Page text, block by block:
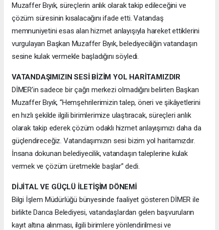
Muzaffer Bıyık, süreçlerin anlık olarak takip edileceğini ve
çözüm süresinin kısalacağını ifade etti. Vatandaş
memnuniyetini esas alan hizmet anlayışıyla hareket ettiklerini
vurgulayan Başkan Muzaffer Bıyık, belediyeciliğin vatandaşın
sesine kulak vermekle başladığını söyledi.
VATANDAŞIMIZIN SESİ BİZİM YOL HARİTAMIZDIR
DİMER’in sadece bir çağrı merkezi olmadığını belirten Başkan
Muzaffer Bıyık, “Hemşehrilerimizin talep, öneri ve şikâyetlerini
en hızlı şekilde ilgili birimlerimize ulaştıracak, süreçleri anlık
olarak takip ederek çözüm odaklı hizmet anlayışımızı daha da
güçlendireceğiz. Vatandaşımızın sesi bizim yol haritamızdır.
İnsana dokunan belediyecilik, vatandaşın taleplerine kulak
vermek ve çözüm üretmekle başlar” dedi.
DİJİTAL VE GÜÇLÜ İLETİŞİM DÖNEMİ
Bilgi İşlem Müdürlüğü bünyesinde faaliyet gösteren DİMER ile
birlikte Darıca Belediyesi, vatandaşlardan gelen başvuruların
kayıt altına alınması, ilgili birimlere yönlendirilmesi ve